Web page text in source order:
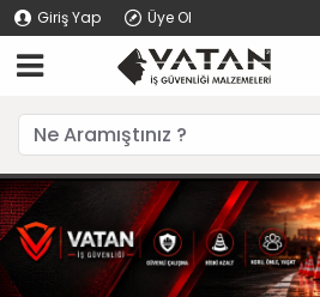
Giriş Yap Üye Ol